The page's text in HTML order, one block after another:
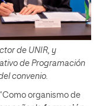
de UNIR, y
de Programación
convenio.
organismo de